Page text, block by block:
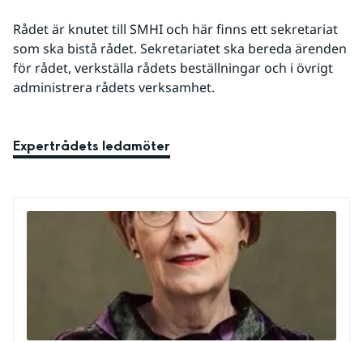
Rådet är knutet till SMHI och här finns ett sekretariat
som ska bistå rådet. Sekretariatet ska bereda ärenden
för rådet, verkställa rådets beställningar och i övrigt
administrera rådets verksamhet.
Expertrådets ledamöter